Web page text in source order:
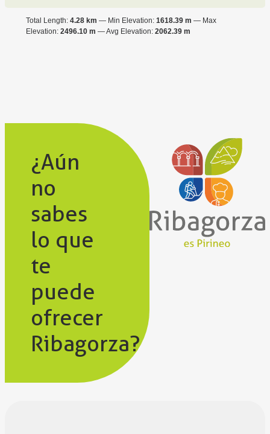
Total Length: 4.28 km Min Elevation: 1618.39 m
Max
Elevation: 2496.10 m Avg Elevation: 2062.39 m
¿Aún
no
sabes
lo que
te
puede
ofrecer
Ribagorza?